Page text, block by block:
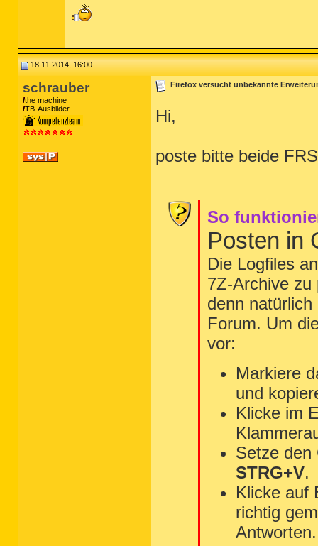
18.11.2014, 16:00
schrauber
the machine
TB-Ausbilder
Firefox versucht unbekannte
Hi,
poste bitte beide
So
Posten in
Die Logfiles
7Z-Archive zu
denn
Forum. Um
vor:
Markiere
und
Klicke im
Setze den
STRG+V.
Klicke auf
richtig
Antworten.